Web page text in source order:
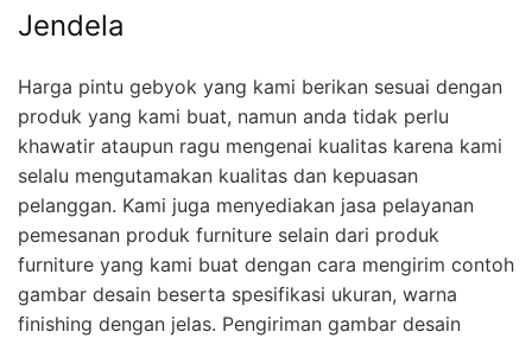
Jendela
Harga pintu gebyok yang kami berikan sesuai dengan
produk yang kami buat, namun anda tidak perlu
khawatir ataupun ragu mengenai kualitas karena kami
selalu mengutamakan kualitas dan kepuasan
pelanggan. Kami juga menyediakan jasa pelayanan
pemesanan produk furniture selain dari produk
furniture yang kami buat dengan cara mengirim contoh
gambar desain beserta spesifikasi ukuran, warna
finishing dengan jelas. Pengiriman gambar desain